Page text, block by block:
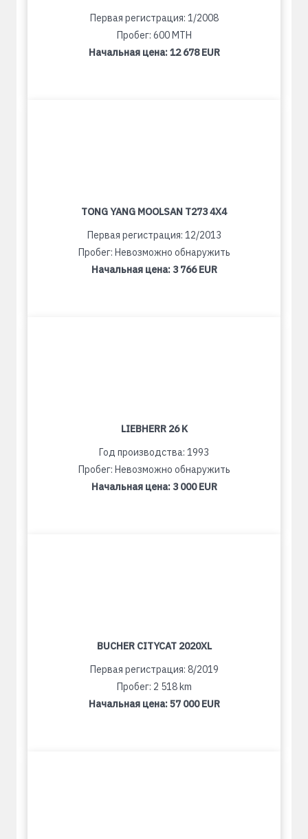
Первая регистрация: 1/2008
Пробег: 600 MTH
Начальная цена:12 678 EUR
TONG YANG MOOLSAN T273 4X4
Первая регистрация: 12/2013
Пробег: Невозможно обнаружить
Начальная цена: 3 766 EUR
LIEBHERR 26 K
Год производства: 1993
Пробег: Невозможно обнаружить
Начальная цена: 3 000 EUR
BUCHER CITYCAT 2020XL
Первая регистрация: 8/2019
Пробег: 2 518 km
Начальная цена:57 000 EUR